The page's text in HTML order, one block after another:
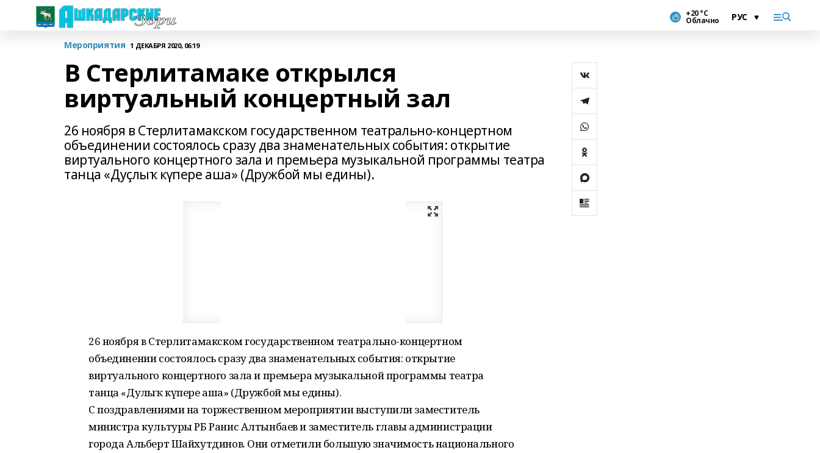
+20 °С
Облачно
Мероприятия 1 ДЕКАБРЯ 2020, 06:19
В Стерлитамаке открылся
виртуальный концертный зал
26 ноября в Стерлитамакском государственном театрально-концертном
объединении состоялось сразу два знаменательных события: открытие
виртуального концертного зала и премьера музыкальной программы театра
танца «Дуҫлыҡ күпере аша» (Дружбой мы едины).
26 ноября в Стерлитамакском государственном театрально-концертном
объединении состоялось сразу два знаменательных события: открытие
виртуального концертного зала и премьера музыкальной программы театра
танца «Дуҫлыҡ күпере аша» (Дружбой мы едины).
С поздравлениями на торжественном мероприятии выступили заместитель
министра культуры РБ Ранис Алтынбаев и заместитель главы администрации
города Альберт Шайхутдинов. Они отметили большую значимость национального